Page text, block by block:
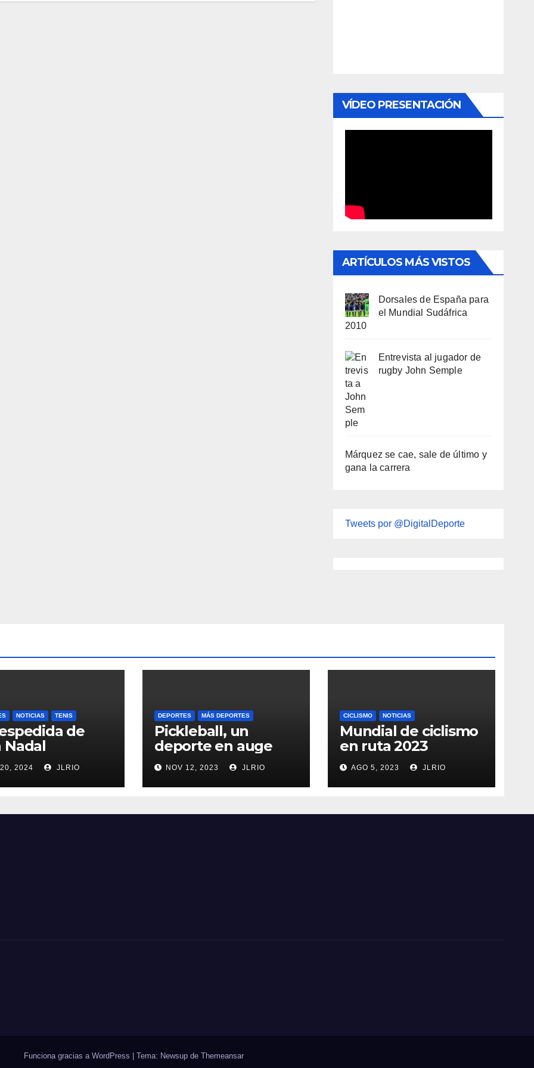
VÍDEO PRESENTACIÓN
ARTÍCULOS MÁS VISTOS
Dorsales de España para
el Mundial Sudáfrica
2010
Entrevista al jugador de
rugby John Semple
Márquez se cae, sale de último y
gana la carrera
Tweets por @DigitalDeporte
NOTICIAS TENIS
de
Nadal
2024 JLRIO
DEPORTES MÁS DEPORTES
Pickleball, un
deporte en auge
NOV 12, 2023 JLRIO
CICLISMO NOTICIAS
Mundial de ciclismo
en ruta 2023
AGO 5, 2023 JLRIO
Funciona gracias a WordPress Tema: Newsup de Themeansar